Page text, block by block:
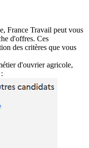
France Travail peut vous
d'offres. Ces
des critères que vous
d'ouvrier agricole,